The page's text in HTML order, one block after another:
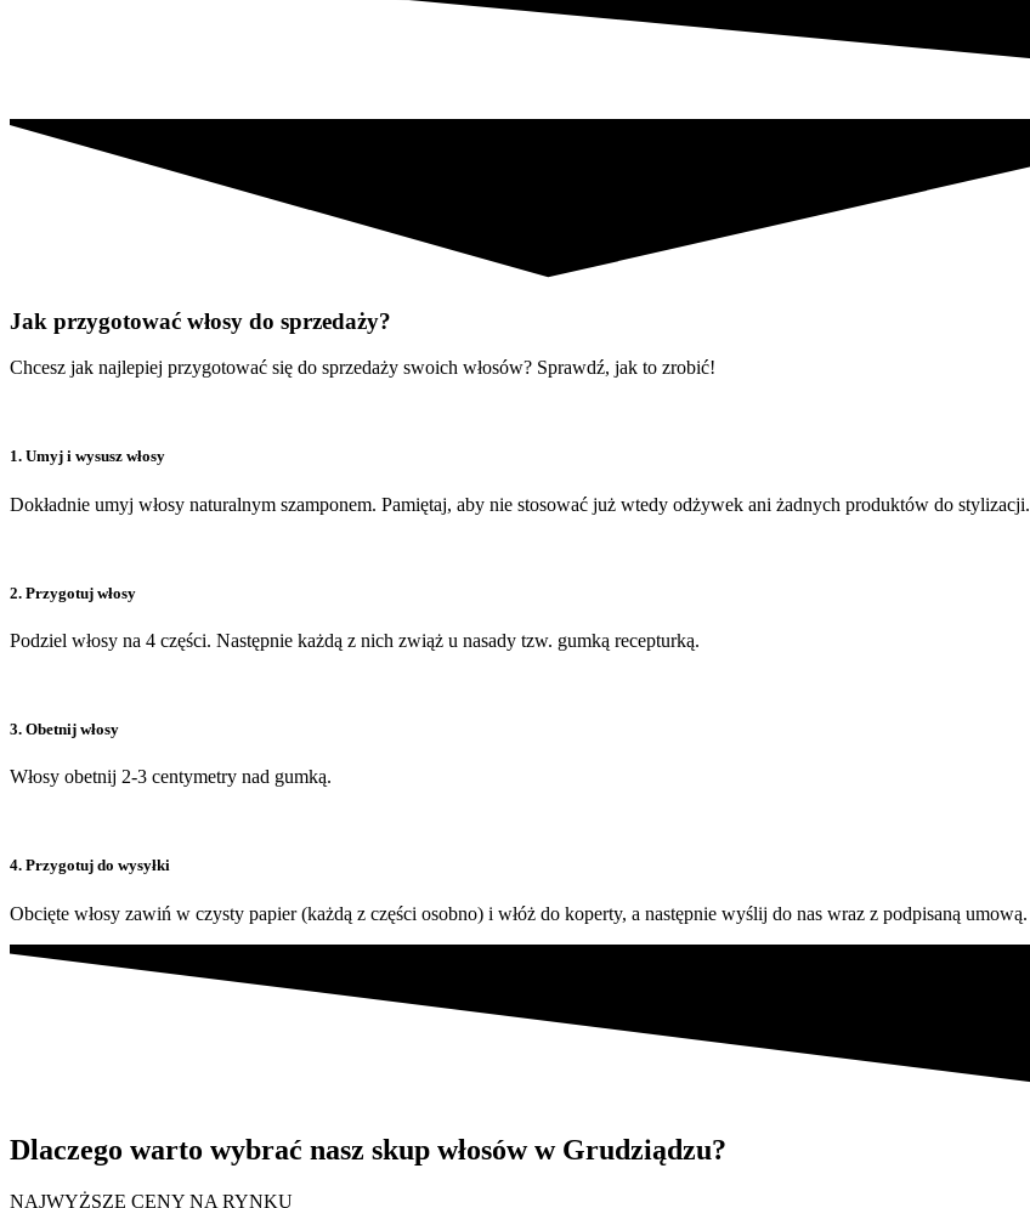
Jak przygotować włosy do sprzedaży?
Chcesz jak najlepiej przygotować się do sprzedaży swoich włosów? Sprawdź, jak to zrobić!
1. Umyj i wysusz włosy
Dokładnie umyj włosy naturalnym szamponem. Pamiętaj, aby nie stosować już wtedy odżywek ani żadnych produktów do stylizacji.
2. Przygotuj włosy
Podziel włosy na 4 części. Następnie każdą z nich zwiąż u nasady tzw. gumką recepturką.
3. Obetnij włosy
Włosy obetnij 2-3 centymetry nad gumką.
4. Przygotuj do wysyłki
Obcięte włosy zawiń w czysty papier (każdą z części osobno) i włóż do koperty, a następnie wyślij do nas wraz z podpisaną umową.
Dlaczego warto wybrać nasz skup włosów w Grudziądzu?
NAJWYŻSZE CENY NA RYNKU